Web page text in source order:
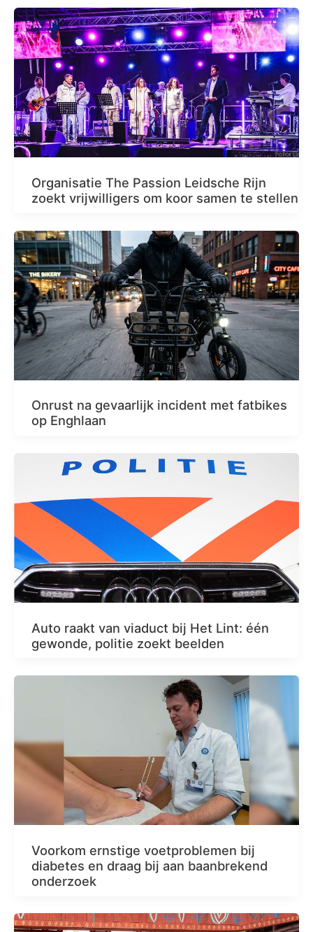
Organisatie The Passion Leidsche Rijn
zoekt vrijwilligers om koor samen te stellen
Onrust na gevaarlijk incident met fatbikes
op Enghlaan
Auto raakt van viaduct bij Het Lint: één
gewonde, politie zoekt beelden
Voorkom ernstige voetproblemen bij
diabetes en draag bij aan baanbrekend
onderzoek